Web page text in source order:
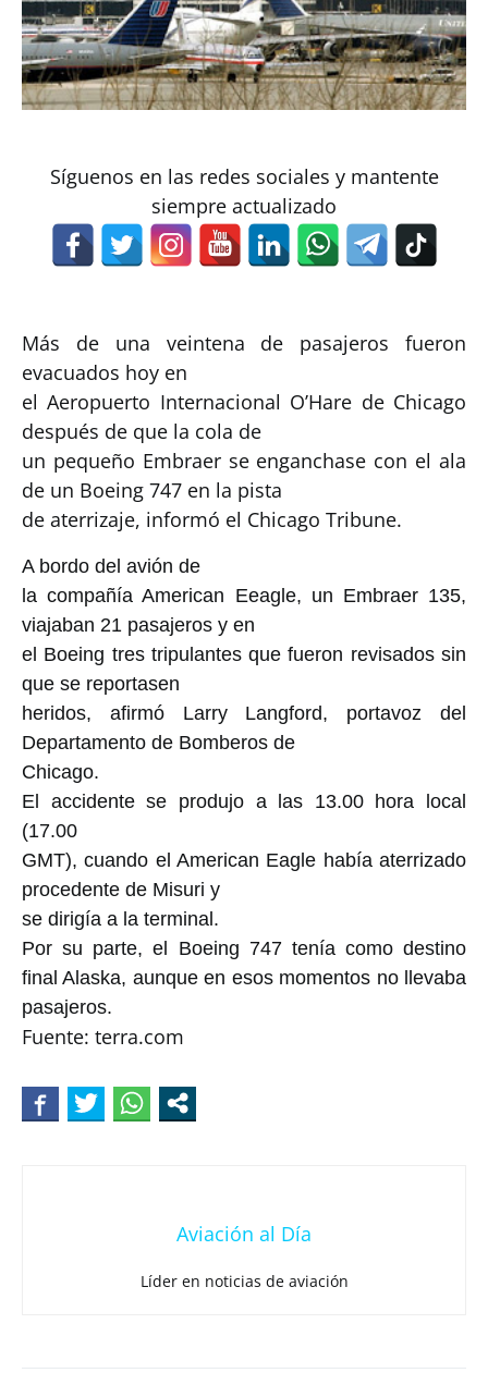
Síguenos en las redes sociales y mantente
siempre actualizado
Más de una veintena de pasajeros fueron
evacuados hoy en
el Aeropuerto Internacional O’Hare de Chicago
después de que la cola de
un pequeño Embraer se enganchase con el ala
de un Boeing 747 en la pista
de aterrizaje, informó el Chicago Tribune.
A bordo del avión de
la compañía American Eeagle, un Embraer 135,
viajaban 21 pasajeros y en
el Boeing tres tripulantes que fueron revisados sin
que se reportasen
heridos, afirmó Larry Langford, portavoz del
Departamento de Bomberos de
Chicago.
El accidente se produjo a las 13.00 hora local
(17.00
GMT), cuando el American Eagle había aterrizado
procedente de Misuri y
se dirigía a la terminal.
Por su parte, el Boeing 747 tenía como destino
final Alaska, aunque en esos momentos no llevaba
pasajeros.
Fuente: terra.com
Aviación al Día
Líder en noticias de aviación